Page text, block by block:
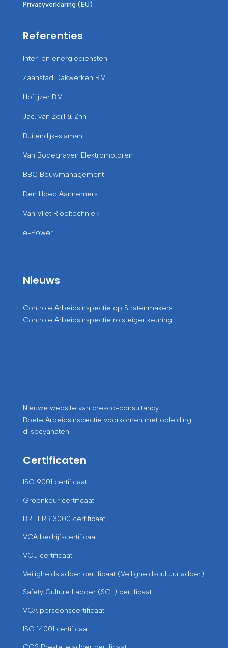
Privacyverklaring (EU)
Referenties
Inter-on energiediensten
Zaanstad Dakwerken B.V.
Hoftijzer B.V.
Jac. van Zeijl & Znn
Buitendijk-slaman
Van Bodegraven Elektromotoren
BBC Bouwmanagement
Den Hoed Aannemers
Van Vliet Riooltechniek
e-Power
Nieuws
Controle Arbeidsinspectie op Stratenmakers
Controle Arbeidsinspectie rolsteiger keuring
Nieuwe website van cresco-consultancy
Boete Arbeidsinspectie voorkomen met opleiding
diisocyanaten
Certificaten
ISO 9001 certificaat
Groenkeur certificaat
BRL ERB 3000 certificaat
VCA bedrijfscertificaat
VCU certificaat
Veiligheidsladder certificaat (Veiligheidscultuurladder)
Safety Culture Ladder (SCL) certificaat
VCA persoonscertificaat
ISO 14001 certificaat